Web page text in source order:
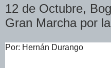
12 de Octubre,
Gran Marcha por
Por: Hernán Durango